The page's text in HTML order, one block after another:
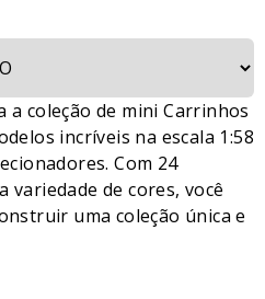
a coleção de mini Carrinhos
incríveis na escala 1:58
Com 24
variedade de cores, você
uma coleção única e